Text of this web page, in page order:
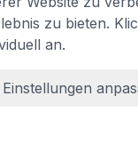
zu bieten.
an.
Einstellungen